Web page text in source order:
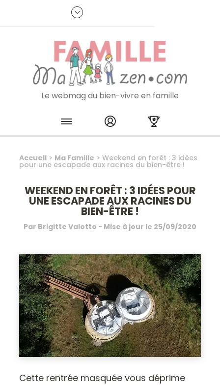
Je m'inscris à la newsletter
Le webmag du bien-vivre en famille
Skip to content
Accueil > Ma Famille >Weekend en forêt : 3 idées
pour une escapade aux racines du bien-être !
WEEKEND EN FORÊT : 3 IDÉES POUR
UNE ESCAPADE AUX RACINES DU
BIEN-ÊTRE !
Par Brigitte Valotto - Mise à jour le 25/09/2020
Cette rentrée masquée vous déprime
Panneau de gestion des cookies